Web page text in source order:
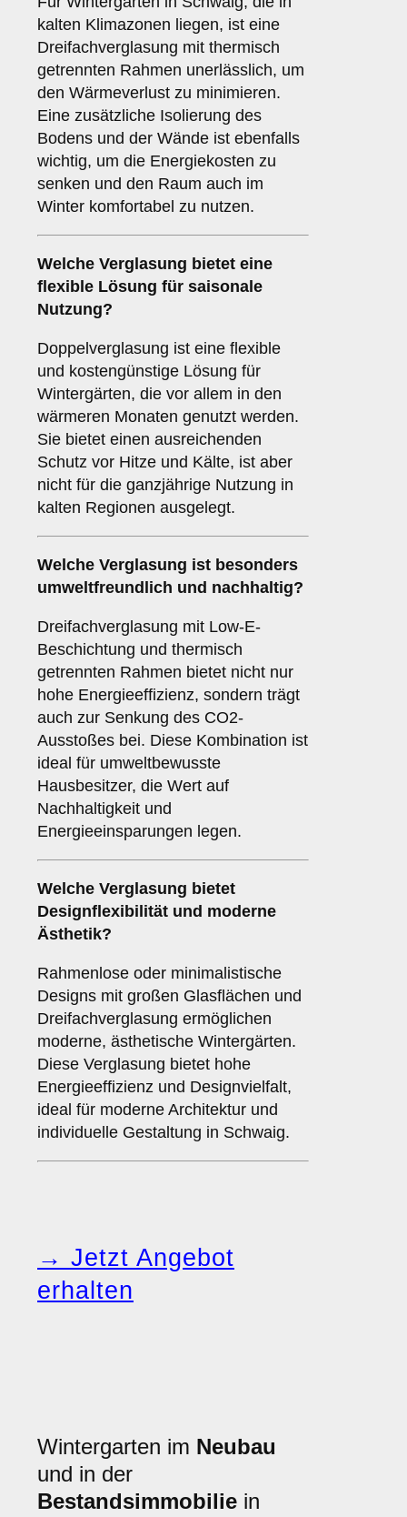
kalten Klimazonen liegen, ist eine
Dreifachverglasung mit thermisch
getrennten Rahmen unerlässlich, um
den Wärmeverlust zu minimieren.
Eine zusätzliche Isolierung des
Bodens und der Wände ist ebenfalls
wichtig, um die Energiekosten zu
senken und den Raum auch im
Winter komfortabel zu nutzen.
Welche Verglasung bietet eine
flexible Lösung für saisonale
Nutzung?
Doppelverglasung ist eine flexible
und kostengünstige Lösung für
Wintergärten, die vor allem in den
wärmeren Monaten genutzt werden.
Sie bietet einen ausreichenden
Schutz vor Hitze und Kälte, ist aber
nicht für die ganzjährige Nutzung in
kalten Regionen ausgelegt.
Welche Verglasung ist besonders
umweltfreundlich und nachhaltig?
Dreifachverglasung mit Low-E-
Beschichtung und thermisch
getrennten Rahmen bietet nicht nur
hohe Energieeffizienz, sondern trägt
auch zur Senkung des CO2-
Ausstoßes bei. Diese Kombination ist
ideal für umweltbewusste
Hausbesitzer, die Wert auf
Nachhaltigkeit und
Energieeinsparungen legen.
Welche Verglasung bietet
Designflexibilität und moderne
Ästhetik?
Rahmenlose oder minimalistische
Designs mit großen Glasflächen und
Dreifachverglasung ermöglichen
moderne, ästhetische Wintergärten.
Diese Verglasung bietet hohe
Energieeffizienz und Designvielfalt,
ideal für moderne Architektur und
individuelle Gestaltung in Schwaig.
→ Jetzt Angebot
erhalten
Wintergarten im Neubau
und in der
Bestandsimmobilie in